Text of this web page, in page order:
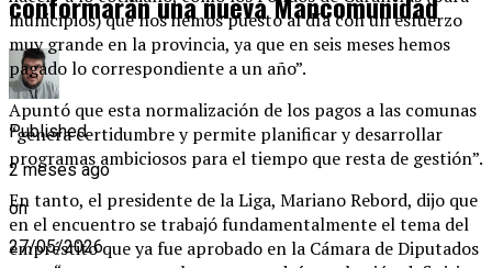
municipios) que nos hemos puesto al día con un esfuerzo
muy grande en la provincia, ya que en seis meses hemos
pagado lo correspondiente a un año”.
Apuntó que esta normalización de los pagos a las comunas
“genera certidumbre y permite planificar y desarrollar
programas ambiciosos para el tiempo que resta de gestión”.
En tanto, el presidente de la Liga, Mariano Rebord, dijo que
en el encuentro se trabajó fundamentalmente el tema del
empréstito que ya fue aprobado en la Cámara de Diputados
Published
2 meses ago
on
27/05/2026